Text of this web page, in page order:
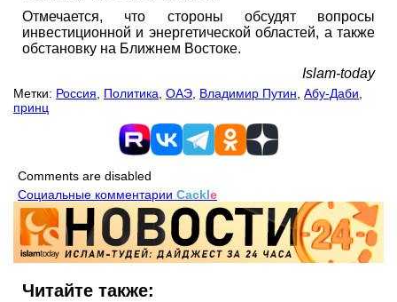
Отмечается, что стороны обсудят вопросы
инвестиционной и энергетической областей, а также
обстановку на Ближнем Востоке.
Islam-today
Метки: Россия Политика ОАЭ Владимир Путин Абу-Даби
принц
Comments are disabled
Социальные комментарии Cackle
Читайте также: